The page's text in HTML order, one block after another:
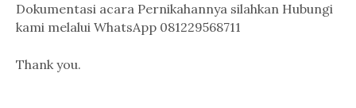
Dokumentasi acara Pernikahannya silahkan Hubungi
kami melalui WhatsApp 081229568711
Thank you.